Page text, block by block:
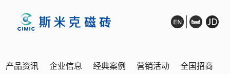
产品资讯 企业信息 经典案例 营销活动 全国招商